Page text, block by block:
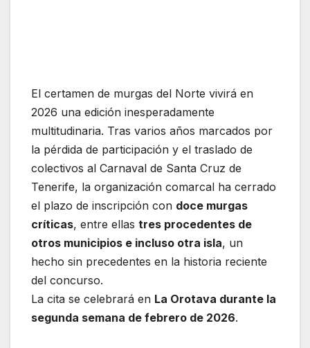
El certamen de murgas del Norte vivirá en
2026 una edición inesperadamente
multitudinaria. Tras varios años marcados por
la pérdida de participación y el traslado de
colectivos al Carnaval de Santa Cruz de
Tenerife, la organización comarcal ha cerrado
el plazo de inscripción con doce murgas
críticas, entre ellas tres procedentes de
otros municipios e incluso otra isla, un
hecho sin precedentes en la historia reciente
del concurso.
La cita se celebrará en La Orotava durante la
segunda semana de febrero de 2026.